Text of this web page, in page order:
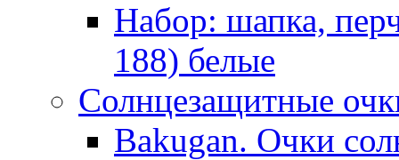
Набор: шапка,
188) белые
Солнцезащитные
Bakugan. Очки